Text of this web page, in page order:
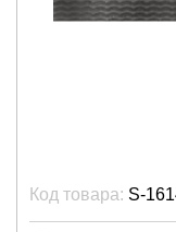
Код товара: S-